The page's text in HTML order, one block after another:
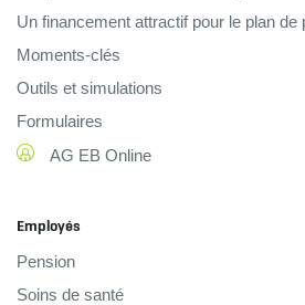
Un financement attractif pour le plan de
Moments-clés
Outils et simulations
Formulaires
AG EB Online
Employés
Pension
Soins de santé